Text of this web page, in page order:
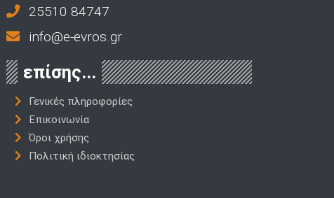
25510 84747
info@e-evros.gr
επίσης...
Γενικές πληροφορίες
Επικοινωνία
Όροι χρήσης
Πολιτική ιδιοκτησίας